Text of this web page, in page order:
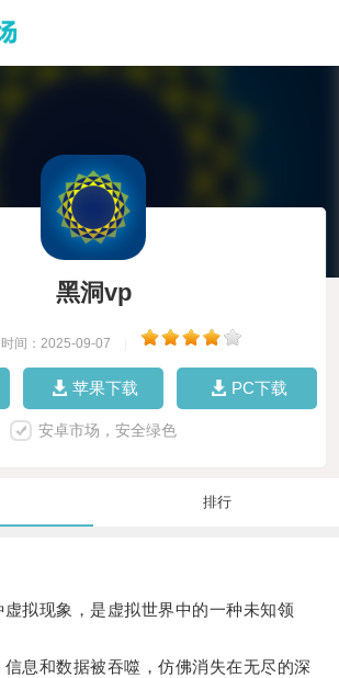
黑洞vp
时间：2025-09-07
苹果下载 PC下载
安卓市场，安全绿色
排行
现象，是虚拟世界中的一种未知领
和数据被吞噬，仿佛消失在无尽的深